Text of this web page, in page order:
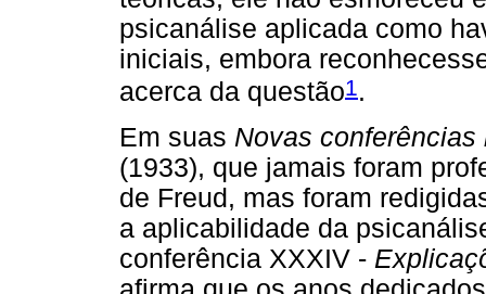
psicanálise aplicada como
iniciais, embora
acerca da questão1.
Em suas Novas
(1933), que jamais foram
de Freud, mas foram
a aplicabilidade da
conferência XXXIV -